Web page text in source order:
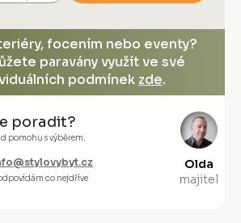
focením nebo eventy?
paravány využít ve své
podmínek zde.
poradit?
pomohu s výběrem.
co nejdříve
Olda
majitel